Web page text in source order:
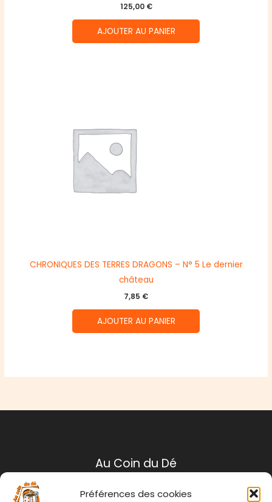
Préférences des cookies
125,00 €
AJOUTER AU PANIER
CHRONIQUES DES TERRES DRAGONS – N° 5 Le dernier
château
7,85 €
AJOUTER AU PANIER
Au Coin du Dé